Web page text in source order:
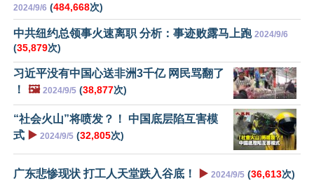
2024/9/6 (484,668次)
中共纽约总领事火速离职 分析：事迹败露马上跑 2024/9/6
(35,879次)
习近平没有中国心送非洲3千亿 网民骂翻了
！
🖼️ 2024/9/5 (38,877次)
“社会火山”将喷发？！ 中国底层陷互害模
式 ▶️ 2024/9/5 (32,805次)
广东悲惨现状 打工人天堂跌入谷底！ ▶️ 2024/9/5 (36,613次)